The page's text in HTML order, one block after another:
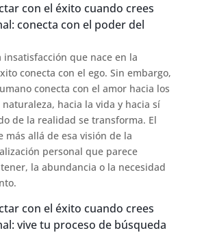
con el éxito cuando crees
conecta con el poder del
insatisfacción que nace en la
conecta con el ego. Sin embargo,
conecta con el amor hacia los
hacia la vida y hacia sí
de la realidad se transforma. El
más allá de esa visión de la
personal que parece
la abundancia o la necesidad
con el éxito cuando crees
vive tu proceso de búsqueda